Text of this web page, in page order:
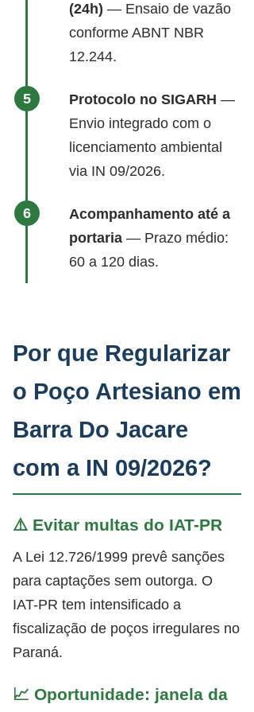
(24h) — Ensaio de vazão
conforme ABNT NBR
12.244.
Protocolo no SIGARH —
Envio integrado com o
licenciamento ambiental
via IN 09/2026.
Acompanhamento até a
portaria — Prazo médio:
60 a 120 dias.
Por que Regularizar
o Poço Artesiano em
Barra Do Jacare
com a IN 09/2026?
⚠️ Evitar multas do IAT-PR
A Lei 12.726/1999 prevê sanções
para captações sem outorga. O
IAT-PR tem intensificado a
fiscalização de poços irregulares no
Paraná.
📈 Oportunidade: janela da